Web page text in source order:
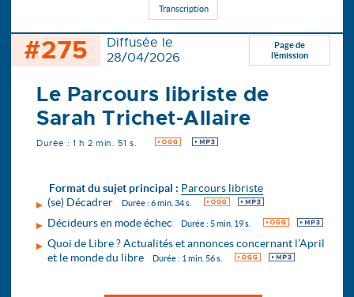
Transcription
#275
Diffusée le
28/04/2026
Page de
l’émission
Le Parcours libriste de
Sarah Trichet-Allaire
Durée : 1 h 2 min. 51 s. OGG MP3
Format du sujet principal : Parcours libriste
(se) Décadrer
Durée : 6 min. 34 s. OGG MP3
Décideurs en mode échec Durée : 5 min. 19 s. OGG MP3
Quoi de Libre ? Actualités et annonces concernant l’April
et le monde du libre
Durée : 1 min. 56 s. OGG MP3